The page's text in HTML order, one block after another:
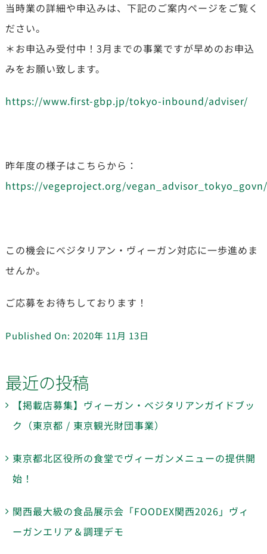
当時業の詳細や申込みは、下記のご案内ページをご覧く
ださい。
＊お申込み受付中！3月までの事業ですが早めのお申込
みをお願い致します。
https://www.first-gbp.jp/tokyo-inbound/adviser/
昨年度の様子はこちらから：
https://vegeproject.org/vegan_advisor_tokyo_govn/
この機会にベジタリアン・ヴィーガン対応に一歩進めま
せんか。
ご応募をお待ちしております！
Published On: 2020年 11月 13日
最近の投稿
【掲載店募集】ヴィーガン・ベジタリアンガイドブッ
ク（東京都 / 東京観光財団事業）
東京都北区役所の食堂でヴィーガンメニューの提供開
始！
関西最大級の食品展示会「FOODEX関西2026」ヴィ
ーガンエリア＆調理デモ